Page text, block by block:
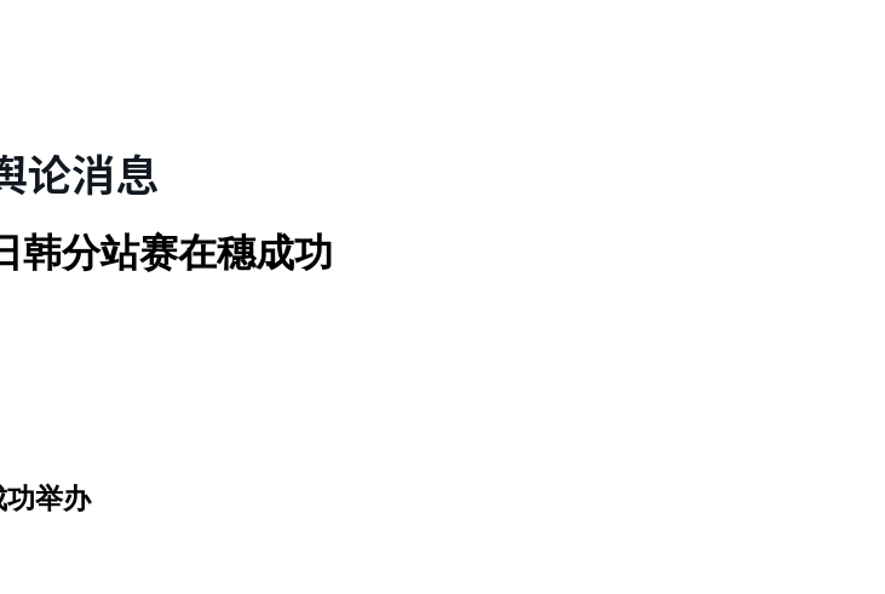
论消息
韩分站赛在穗成功
举办